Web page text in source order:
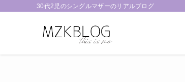
30代2児のシングルマザーのリアルブログ